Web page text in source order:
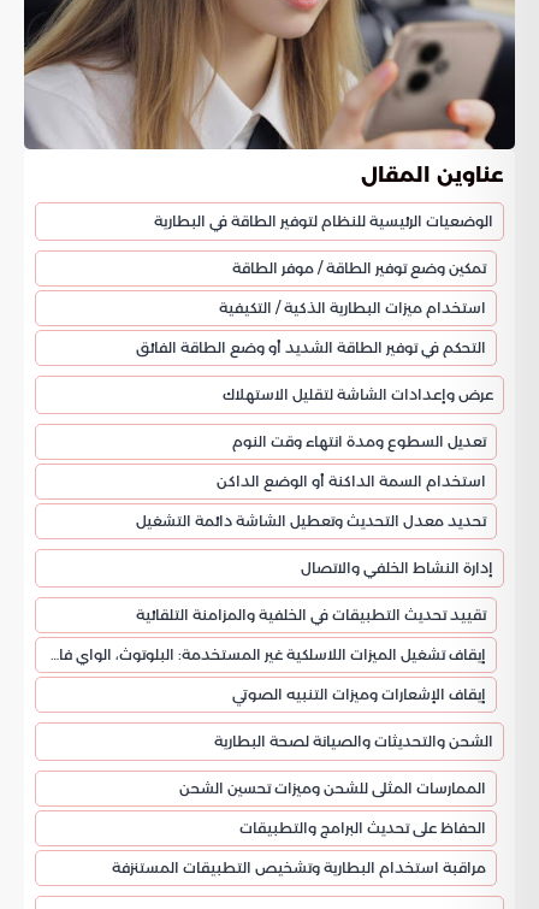
عناوين المقال
الوضعيات الرئيسية للنظام لتوفير الطاقة في البطارية
تمكين وضع توفير الطاقة / موفر الطاقة
استخدام ميزات البطارية الذكية / التكيفية
التحكم في توفير الطاقة الشديد أو وضع الطاقة الفائق
عرض وإعدادات الشاشة لتقليل الاستهلاك
تعديل السطوع ومدة انتهاء وقت النوم
استخدام السمة الداكنة أو الوضع الداكن
تحديد معدل التحديث وتعطيل الشاشة دائمة التشغيل
إدارة النشاط الخلفي والاتصال
تقييد تحديث التطبيقات في الخلفية والمزامنة التلقائية
إيقاف الإشعارات وميزات التنبيه الصوتي
الشحن والتحديثات والصيانة لصحة البطارية
الممارسات المثلى للشحن وميزات تحسين الشحن
الحفاظ على تحديث البرامج والتطبيقات
مراقبة استخدام البطارية وتشخيص التطبيقات المستنزفة